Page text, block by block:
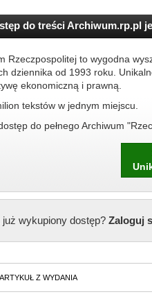
do treści Archiwum.rp.pl
Rzeczpospolitej to wygodna
dziennika od 1993 roku.
ekonomiczną i prawną.
tekstów w jednym miejscu.
do pełnego Archiwum
już wykupiony dostęp?Zaloguj
Z WYDANIA